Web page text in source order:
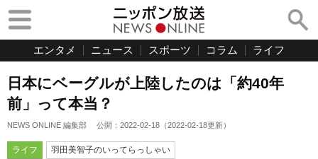
エンタメ ニュース スポーツ コラム ライフ
日本にベーグルが上陸したのは「約40年
前」って本当？
NEWS ONLINE 編集部 公開： 2022-02-18 （2022-02-18更新）
ライフ 羽田美智子のいってらっしゃい